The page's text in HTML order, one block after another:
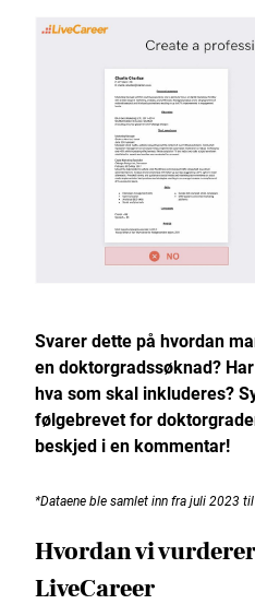
Svarer dette på hvordan
en doktorgradssøknad?
hva som skal inkluderes?
følgebrevet for
beskjed i en kommentar!
*Dataene ble samlet inn fra juli 2023
Hvordan vi
LiveCareer